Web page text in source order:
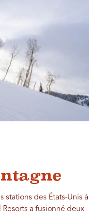
stations des États-Unis à
Resorts a fusionné deux